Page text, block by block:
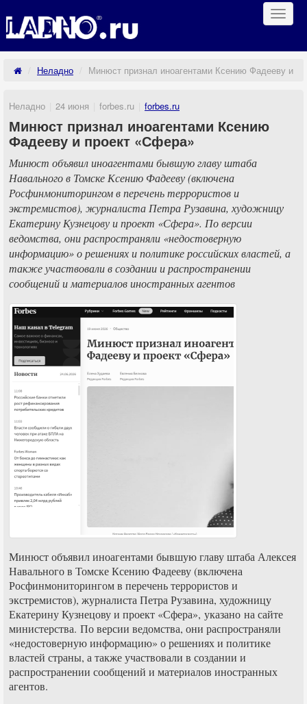
Неладно Минюст признал иноагентами Ксению Фадееву и
Неладно 24 июня forbes.ru forbes.ru
Минюст признал иноагентами Ксению
Фадееву и проект «Сфера»
Минюст объявил иноагентами бывшую главу штаба
Навального в Томске Ксению Фадееву (включена
Росфинмониторингом в перечень террористов и
экстремистов), журналиста Петра Рузавина, художницу
Екатерину Кузнецову и проект «Сфера». По версии
ведомства, они распространяли «недостоверную
информацию» о решениях и политике российских властей, а
также участвовали в создании и распространении
сообщений и материалов иностранных агентов
Минюст объявил иноагентами бывшую главу штаба Алексея
Навального в Томске Ксению Фадееву (включена
Росфинмониторингом в перечень террористов и
экстремистов), журналиста Петра Рузавина, художницу
Екатерину Кузнецову и проект «Сфера», указано на сайте
министерства. По версии ведомства, они распространяли
«недостоверную информацию» о решениях и политике
властей страны, а также участвовали в создании и
распространении сообщений и материалов иностранных
агентов.